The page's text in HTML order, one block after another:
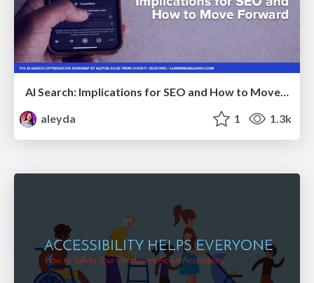
AI Search: Implications for SEO and How to Move Forward - #ShenzhenSEOConference
aleyda
1 1.3k